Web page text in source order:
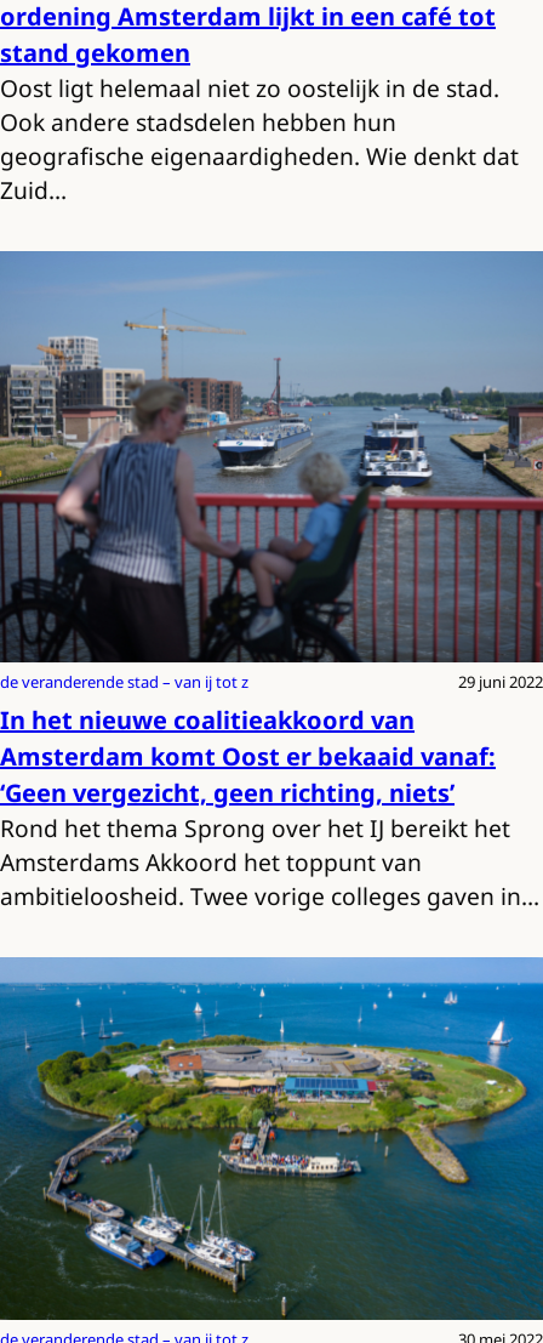
ordening Amsterdam lijkt in een café tot
stand gekomen
Oost ligt helemaal niet zo oostelijk in de stad.
Ook andere stadsdelen hebben hun
geografische eigenaardigheden. Wie denkt dat
Zuid…
de veranderende stad – van ij tot z 29 juni 2022
In het nieuwe coalitieakkoord van
Amsterdam komt Oost er bekaaid vanaf:
‘Geen vergezicht, geen richting, niets’
Rond het thema Sprong over het IJ bereikt het
Amsterdams Akkoord het toppunt van
ambitieloosheid. Twee vorige colleges gaven in…